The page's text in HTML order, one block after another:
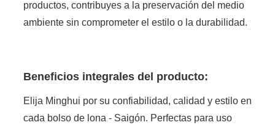
productos, contribuyes a la preservación del medio
ambiente sin comprometer el estilo o la durabilidad.
Beneficios integrales del producto:
Elija Minghui por su confiabilidad, calidad y estilo en
cada bolso de lona - Saigón. Perfectas para uso